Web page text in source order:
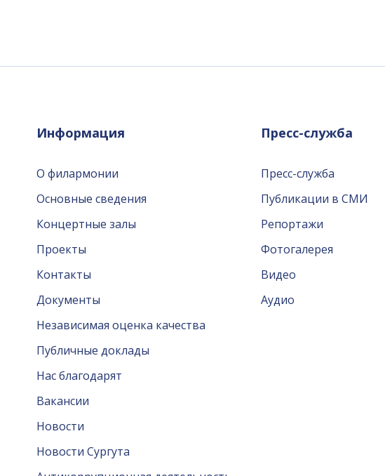
Информация
О филармонии
Основные сведения
Концертные залы
Проекты
Контакты
Документы
Независимая оценка качества
Публичные доклады
Нас благодарят
Вакансии
Новости
Новости Сургута
Пресс-служба
Пресс-служба
Публикации в СМИ
Репортажи
Фотогалерея
Видео
Аудио